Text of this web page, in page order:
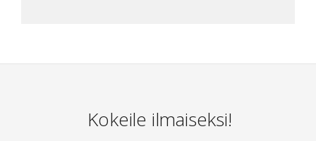
Kokeile ilmaiseksi!